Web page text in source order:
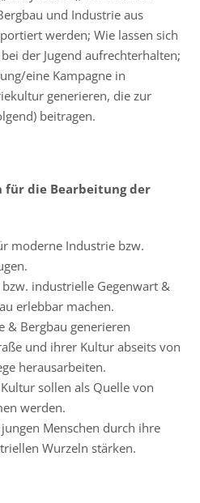
und Industrie aus
werden; Wie lassen sich
der Jugend aufrechterhalten;
eine Kampagne in
generieren, die zur
beitragen.
für die Bearbeitung der
moderne Industrie bzw.
industrielle Gegenwart &
erlebbar machen.
& Bergbau generieren
und ihrer Kultur abseits von
herausarbeiten.
sollen als Quelle von
werden.
Menschen durch ihre
Wurzeln stärken.